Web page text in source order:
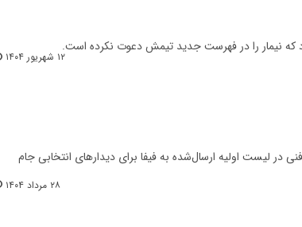
که نیمار را در فهرست جدید تیمش دعوت نکرده است.
۱۲ شهریور ۱۴۰۴
در لیست اولیه ارسال‌شده به فیفا برای دیدارهای انتخابی جام
۲۸ مرداد ۱۴۰۴